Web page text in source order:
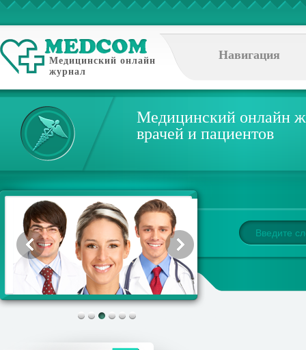
Медицинский онлайн
журнал
Навигация
Медицинский онлайн
врачей и пациентов